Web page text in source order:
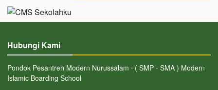
Hubungi Kami
Pondok Pesantren Modern Nurussalam ⋅ ( SMP - SMA ) Modern
Islamic Boarding School